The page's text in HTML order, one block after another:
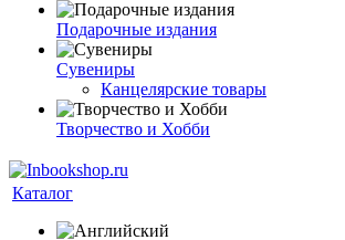
Подарочные издания
Сувениры
Канцелярские товары
Творчество и Хобби
Каталог